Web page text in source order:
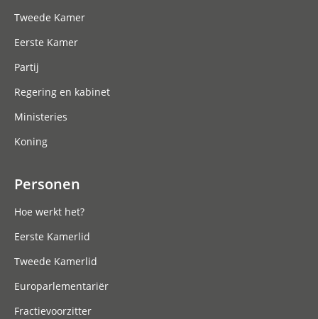
Tweede Kamer
Eerste Kamer
Partij
Regering en kabinet
Ministeries
Koning
Personen
Hoe werkt het?
Eerste Kamerlid
Tweede Kamerlid
Europarlementariër
Fractievoorzitter